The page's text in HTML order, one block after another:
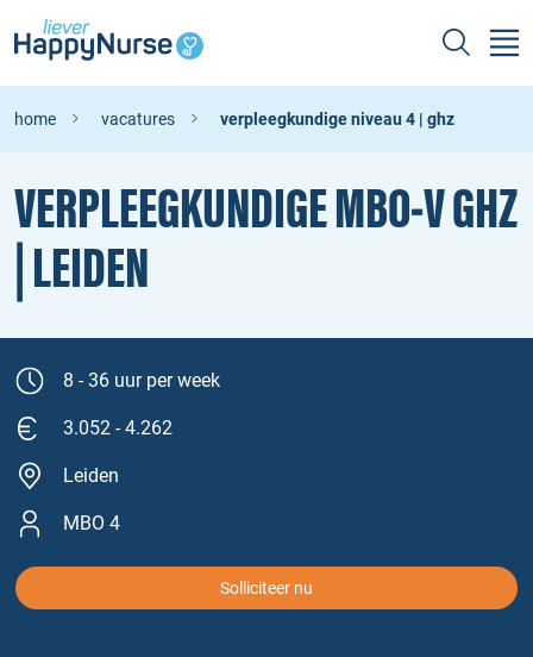
home vacatures verpleegkundige niveau 4 | ghz
VERPLEEGKUNDIGE MBO‑V GHZ
| LEIDEN
8 - 36 uur per week
3.052 - 4.262
Leiden
MBO 4
Solliciteer nu